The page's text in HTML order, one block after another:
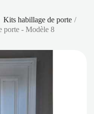
Kits habillage de porte
porte - Modèle 8